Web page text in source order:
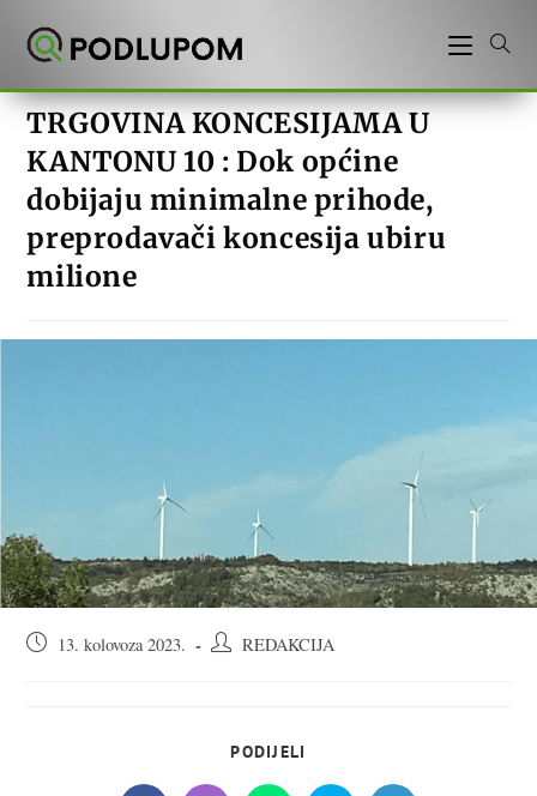
TRGOVINA KONCESIJAMA U
KANTONU 10 : Dok općine
dobijaju minimalne prihode,
preprodavači koncesija ubiru
milione
Objava13. kolovoza 2023.
AutorREDAKCIJA
PODIJELI
CONTENT